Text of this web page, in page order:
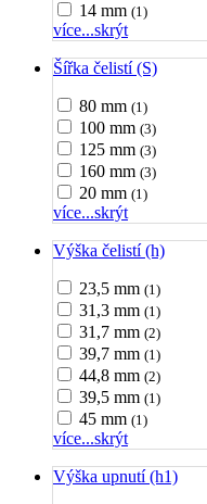
14 mm (1)
více...skrýt
Šířka čelistí (S)
80 mm (1)
100 mm (3)
125 mm (3)
160 mm (3)
20 mm (1)
více...skrýt
Výška čelistí (h)
23,5 mm (1)
31,3 mm (1)
31,7 mm (2)
39,7 mm (1)
44,8 mm (2)
39,5 mm (1)
45 mm (1)
více...skrýt
Výška upnutí (h1)